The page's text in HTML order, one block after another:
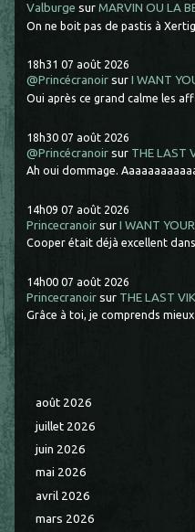
Valburge surMARVIN OU LA
On ne boit pas de pastis à
18h31 07 août 2026
@Princécranoir surI WANT
Oui après ce grand calme les
18h30 07 août 2026
@Princécranoir sur THE LAST
Ah oui dommage.
14h09 07 août 2026
Princecranoir surI WANT
Cooper était déjà excellent
14h00 07 août 2026
Princecranoir sur THE LAST
Grâce à toi, je comprends
août 2026
juillet 2026
juin 2026
mai 2026
avril 2026
mars 2026